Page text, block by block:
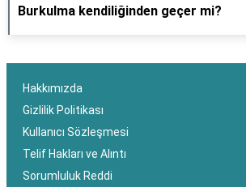
Burkulma kendiliğinden geçer mi?
Hakkımızda
Gizlilik Politikası
Kullanıcı Sözleşmesi
Telif Hakları ve Alıntı
Sorumluluk Reddi